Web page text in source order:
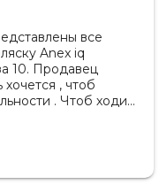
все
Anex iq
10. Продавец
. Чтоб ходить